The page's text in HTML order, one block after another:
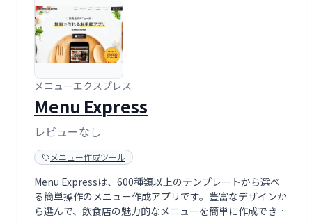
メニューエクスプレス
Menu Express
レビューなし
メニュー作成ツール
Menu Expressは、600種類以上のテンプレートから選べ
る簡単操作のメニュー作成アプリです。豊富なデザインか
ら選んで、飲食店の魅力的なメニューを簡単に作成できま